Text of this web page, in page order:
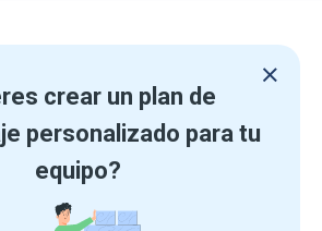
crear un plan de
personalizado para tu
equipo?